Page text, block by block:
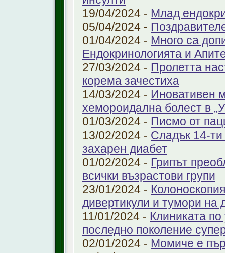
19/04/2024 - Млад
05/04/2024 -
01/04/2024 - Много са
Ендокринологията и
27/03/2024 - Пролетта
корема зачестиха
14/03/2024 - Иновативен
хемороидална болест в
01/03/2024 - Писмо от
13/02/2024 - Сладък 14-
захарен диабет
01/02/2024 - Грипът
всички възрастови групи
23/01/2024 -
дивертикули и тумори на
11/01/2024 - Клиниката
последно поколение
02/01/2024 - Момиче е